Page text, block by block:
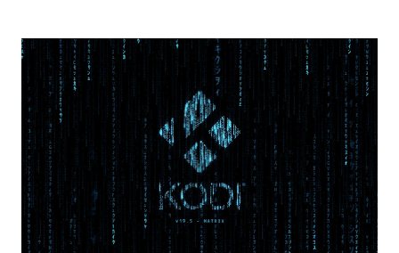
com Win, deixe essa opção no Auto ) Set AHCI Mode ->
Disabled USB S3 Wake-up -> Enabled Boot: Secure Boot ->
Disabled OS Mode Selection -> UEFI and CSM OS (Essa
opção garante boot com Win e Linux) Boot > Boot Priority
Order USB HDD: SATA CD: SATA HDD: Essa ordem de boot
vai garantir que ele tente primeiro o boot pela USB, depois
pelo CD e por último no HD. Apenas as opções acima são
as necessá...